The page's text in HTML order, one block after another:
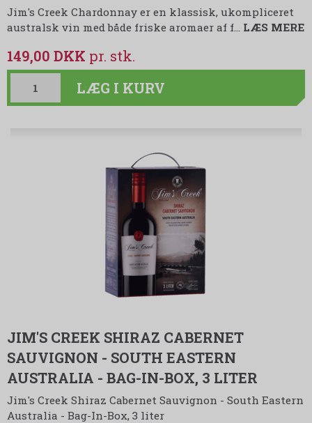
Jim's Creek Chardonnay er en klassisk, ukompliceret
australsk vin med både friske aromaer af f
LÆS MERE
149,00 DKK
LÆG I KURV
JIM'S CREEK SHIRAZ CABERNET
SAUVIGNON - SOUTH EASTERN
AUSTRALIA - BAG-IN-BOX, 3 LITER
Jim's Creek Shiraz Cabernet Sauvignon - South Eastern
Australia - Bag-In-Box, 3 liter